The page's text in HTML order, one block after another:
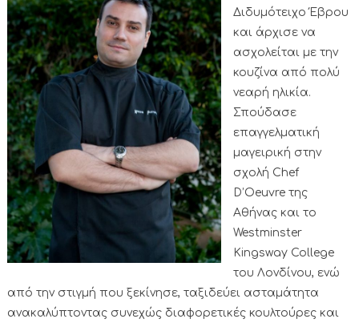
Διδυμότειχο Έβρου
και άρχισε να
ασχολείται με την
κουζίνα από πολύ
νεαρή ηλικία.
Σπούδασε
επαγγελματική
μαγειρική στην
σχολή Chef
D’Oeuvre της
Αθήνας και το
Westminster
Kingsway College
του Λονδίνου, ενώ
από την στιγμή που ξεκίνησε, ταξιδεύει ασταμάτητα
ανακαλύπτοντας συνεχώς διαφορετικές κουλτούρες και